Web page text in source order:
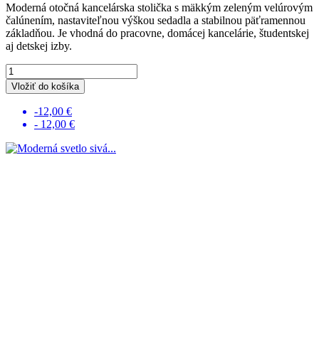
Moderná otočná kancelárska stolička s mäkkým zeleným velúrovým
čalúnením, nastaviteľnou výškou sedadla a stabilnou päťramennou
základňou. Je vhodná do pracovne, domácej kancelárie, študentskej
aj detskej izby.
Vložiť do košíka
-12,00 €
- 12,00 €